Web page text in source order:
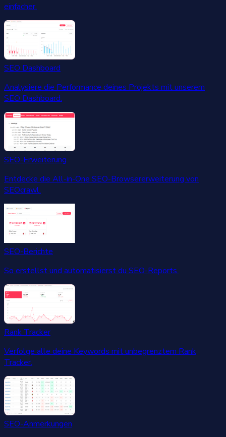
einfacher.
SEO Dashboard
Analysiere die Performance deines Projekts mit unserem
SEO Dashboard.
SEO-Erweiterung
Entdecke die All-in-One SEO-Browsererweiterung von
SEOcrawl.
SEO-Berichte
So erstellst und automatisierst du SEO-Reports.
Rank Tracker
Verfolge alle deine Keywords mit unbegrenztem Rank
Tracker.
SEO-Anmerkungen